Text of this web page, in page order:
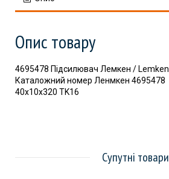
Опис товару
4695478 Підсилювач Лемкен / Lemken
Каталожний номер Ленмкен 4695478
40х10х320 TK16
Супутні товари